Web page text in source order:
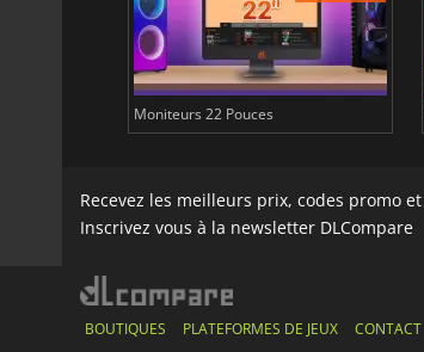
Moniteurs 22 Pouces
Recevez les meilleurs prix, codes promo
Inscrivez vous à la newsletter DLCompare
BOUTIQUES PLATEFORMES DE JEUX CONTACT